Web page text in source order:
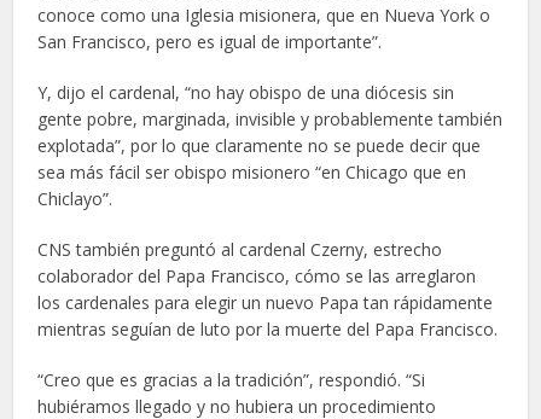
conoce como una Iglesia misionera, que en Nueva York o
San Francisco, pero es igual de importante”.
Y, dijo el cardenal, “no hay obispo de una diócesis sin
gente pobre, marginada, invisible y probablemente también
explotada”, por lo que claramente no se puede decir que
sea más fácil ser obispo misionero “en Chicago que en
Chiclayo”.
CNS también preguntó al cardenal Czerny, estrecho
colaborador del Papa Francisco, cómo se las arreglaron
los cardenales para elegir un nuevo Papa tan rápidamente
mientras seguían de luto por la muerte del Papa Francisco.
“Creo que es gracias a la tradición”, respondió. “Si
hubiéramos llegado y no hubiera un procedimiento